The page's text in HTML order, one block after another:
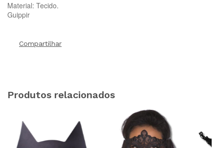
Material: Tecido.
Guippir
Compartilhar
Produtos relacionados